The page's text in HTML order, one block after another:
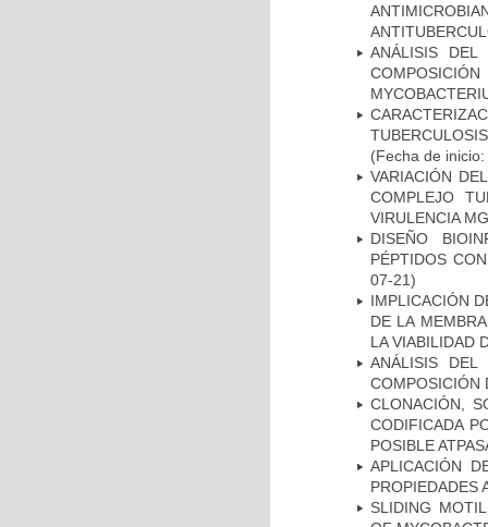
ANÁLISIS DEL
(Fecha de
VARIACIÓN
COMPLEJO
VIRULENCIA
DISEÑO
PÉPTIDOS
07-21)
IMPLICACIÓN
DE LA
LA VIABILIDAD
ANÁLISIS DEL
COMPOSICIÓN
CLONACIÓN,
CODIFICADA
POSIBLE
APLICACIÓN
PROPIEDADES
SLIDING